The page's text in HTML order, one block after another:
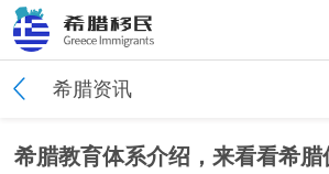
希腊资讯
希腊教育体系介绍，来看看希